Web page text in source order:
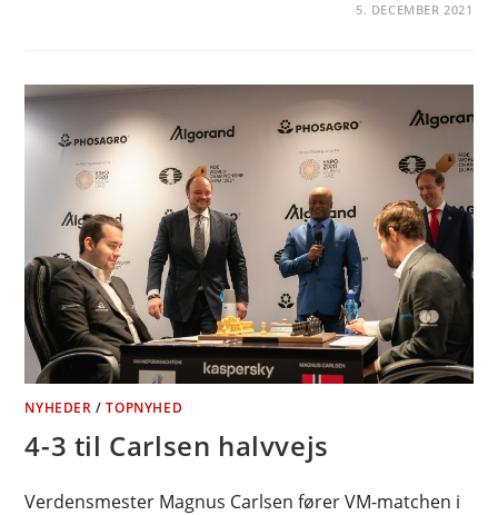
5. DECEMBER 2021
NYHEDER /TOPNYHED
4-3 til Carlsen halvvejs
Verdensmester Magnus Carlsen fører VM-matchen i